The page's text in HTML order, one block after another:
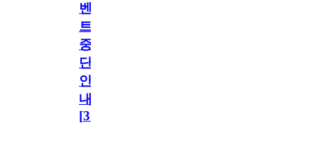
벤
트
중
단
안
내
[31